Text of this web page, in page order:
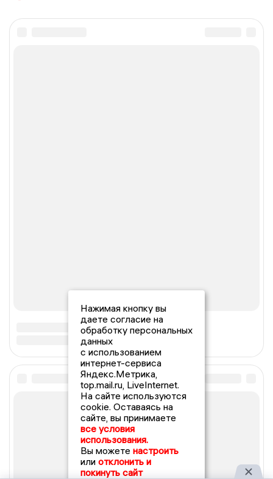
Нажимая кнопку вы
даете согласие на
обработку персональных
данных
с использованием
интернет-сервиса
Яндекс.Метрика,
top.mail.ru, LiveInternet.
На сайте используются
cookie. Оставаясь на
сайте, вы принимаете
все условия
использования.
Вы можете настроить
или отклонить и
покинуть сайт